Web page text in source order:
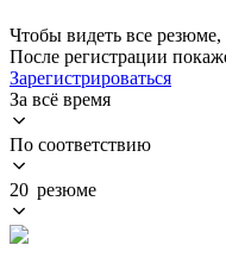
Чтобы видеть все резюме,
После регистрации
Зарегистрироваться
За всё время
По соответствию
20 резюме